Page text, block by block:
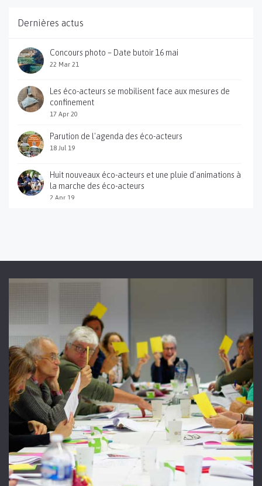
Dernières actus
Concours photo – Date butoir 16 mai
22 Mar 21
Les éco-acteurs se mobilisent face aux mesures de
confinement
17 Apr 20
Parution de l'agenda des éco-acteurs
18 Jul 19
Huit nouveaux éco-acteurs et une pluie d'animations à
la marche des éco-acteurs
2 Apr 19